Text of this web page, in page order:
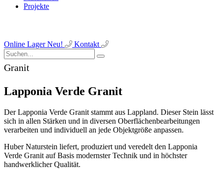
Projekte
Online LagerNeu! Kontakt
Granit
Lapponia Verde Granit
Der Lapponia Verde Granit stammt aus Lappland. Dieser Stein lässt
sich in allen Stärken und in diversen Oberflächenbearbeitungen
verarbeiten und individuell an jede Objektgröße anpassen.
Huber Naturstein liefert, produziert und veredelt den Lapponia
Verde Granit auf Basis modernster Technik und in höchster
handwerklicher Qualität.